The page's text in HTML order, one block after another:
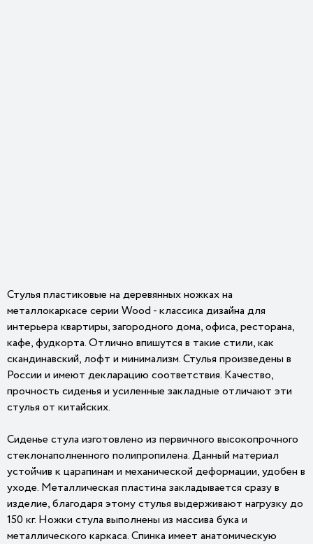
Стулья пластиковые на деревянных ножках на
металлокаркасе серии Wood - классика дизайна для
интерьера квартиры, загородного дома, офиса, ресторана,
кафе, фудкорта. Отлично впишутся в такие стили, как
скандинавский, лофт и минимализм. Стулья произведены в
России и имеют декларацию соответствия. Качество,
прочность сиденья и усиленные закладные отличают эти
стулья от китайских.
Сиденье стула изготовлено из первичного высокопрочного
стеклонаполненного полипропилена. Данный материал
устойчив к царапинам и механической деформации, удобен в
уходе. Металлическая пластина закладывается сразу в
изделие, благодаря этому стулья выдерживают нагрузку до
150 кг. Ножки стула выполнены из массива бука и
металлического каркаса. Спинка имеет анатомическую